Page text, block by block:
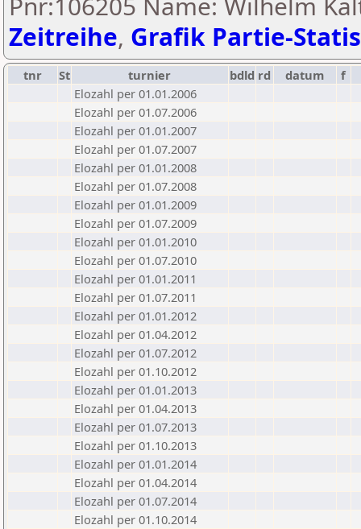
Zeitreihe, Grafik Partie-
tnr St turnier bdld rd datum f
Elozahl per 01.01.2006
Elozahl per 01.07.2006
Elozahl per 01.01.2007
Elozahl per 01.07.2007
Elozahl per 01.01.2008
Elozahl per 01.07.2008
Elozahl per 01.01.2009
Elozahl per 01.07.2009
Elozahl per 01.01.2010
Elozahl per 01.07.2010
Elozahl per 01.01.2011
Elozahl per 01.07.2011
Elozahl per 01.01.2012
Elozahl per 01.04.2012
Elozahl per 01.07.2012
Elozahl per 01.10.2012
Elozahl per 01.01.2013
Elozahl per 01.04.2013
Elozahl per 01.07.2013
Elozahl per 01.10.2013
Elozahl per 01.01.2014
Elozahl per 01.04.2014
Elozahl per 01.07.2014
Elozahl per 01.10.2014